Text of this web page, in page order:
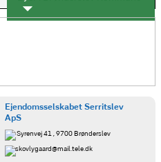
Ejendomsselskabet Serritslev
ApS
Syrenvej 41 , 9700 Brønderslev
skovlygaard@mail.tele.dk